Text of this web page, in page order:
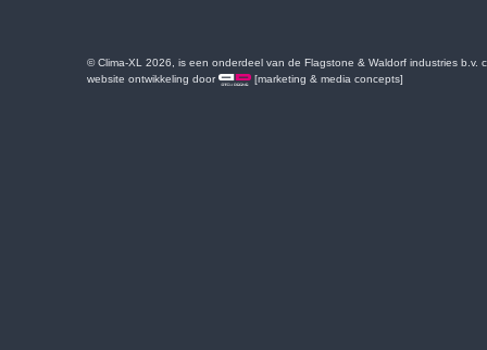
© Clima-XL 2026, is een onderdeel van de Flagstone & Waldorf industries b.v.
website ontwikkeling door
[marketing & media concepts]